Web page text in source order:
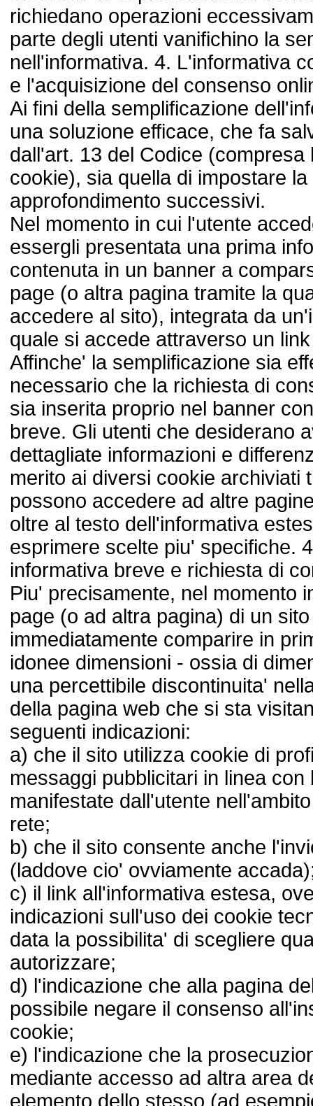
richiedano operazioni
parte degli utenti vanifichino la
nell'informativa. 4. L'informativa
e l'acquisizione del consenso
Ai fini della semplificazione
una soluzione efficace, che fa
dall'art. 13 del Codice
cookie), sia quella di impostare
approfondimento successivi.
Nel momento in cui l'utente
essergli presentata una prima
contenuta in un banner a
page (o altra pagina tramite la
accedere al sito), integrata da
quale si accede attraverso un
Affinche' la semplificazione sia
necessario che la richiesta di
sia inserita proprio nel banner
breve. Gli utenti che desiderano
dettagliate informazioni e
merito ai diversi cookie archiviati
possono accedere ad altre
oltre al testo dell'informativa
esprimere scelte piu' specifiche.
informativa breve e richiesta di
Piu' precisamente, nel momento
page (o ad altra pagina) di un
immediatamente comparire in
idonee dimensioni - ossia di
una percettibile discontinuita'
della pagina web che si sta
seguenti indicazioni:
a) che il sito utilizza cookie di
messaggi pubblicitari in linea con
manifestate dall'utente
rete;
b) che il sito consente anche
(laddove cio' ovviamente
c) il link all'informativa estesa,
indicazioni sull'uso dei cookie
data la possibilita' di scegliere
autorizzare;
d) l'indicazione che alla pagina
possibile negare il consenso
cookie;
e) l'indicazione che la
mediante accesso ad altra area
elemento dello stesso (ad